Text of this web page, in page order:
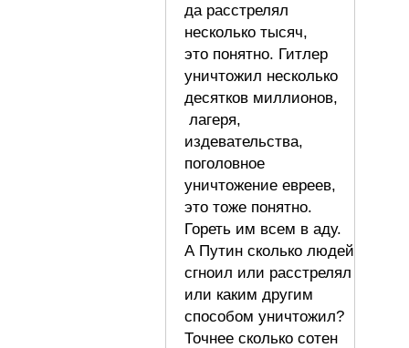
да расстрелял
несколько тысяч,
это понятно. Гитлер
уничтожил несколько
десятков миллионов,
лагеря,
издевательства,
поголовное
уничтожение евреев,
это тоже понятно.
Гореть им всем в аду.
А Путин сколько людей
сгноил или расстрелял
или каким другим
способом уничтожил?
Точнее сколько сотен